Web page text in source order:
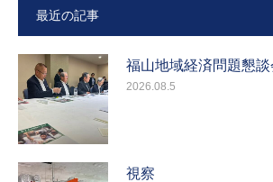
最近の記事
福山地域経済問題懇談
2026.08.5
視察